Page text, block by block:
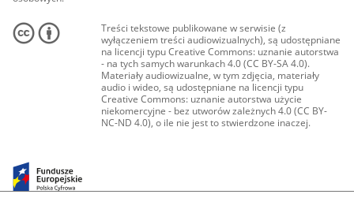
Treści tekstowe publikowane w serwisie (z
wyłączeniem treści audiowizualnych), są udostępniane
na licencji typu Creative Commons: uznanie autorstwa
- na tych samych warunkach 4.0 (CC BY-SA 4.0).
Materiały audiowizualne, w tym zdjęcia, materiały
audio i wideo, są udostępniane na licencji typu
Creative Commons: uznanie autorstwa użycie
niekomercyjne - bez utworów zależnych 4.0 (CC BY-
NC-ND 4.0), o ile nie jest to stwierdzone inaczej.